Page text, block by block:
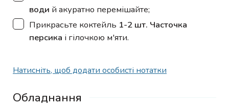
води й акуратно перемішайте;
▢
Прикрасьте коктейль 1-2 шт. Часточка
персика і гілочкою м'яти.
Натисніть, щоб додати особисті нотатки
Обладнання